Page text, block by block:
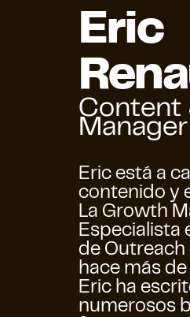
Eric
Content
Manager
Eric está a
contenido y
La Growth
Especialista
de Outreach
hace más
Eric ha
numerosos